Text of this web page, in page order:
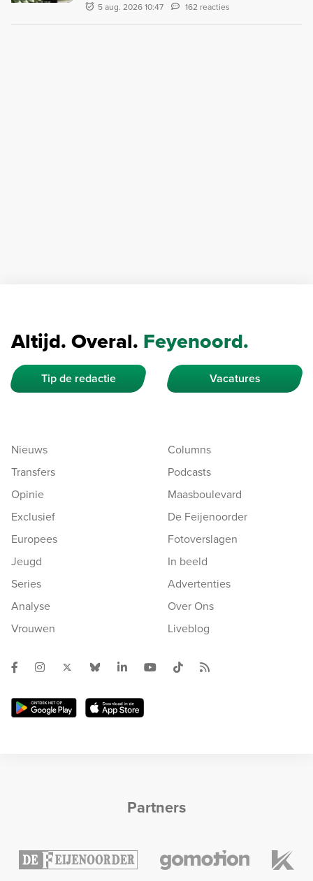
5 aug. 2026 10:47 162 reacties
Altijd. Overal. Feyenoord.
Tip de redactie Vacatures
Nieuws
Transfers
Opinie
Exclusief
Europees
Jeugd
Series
Analyse
Vrouwen
Columns
Podcasts
Maasboulevard
De Feijenoorder
Fotoverslagen
In beeld
Advertenties
Over Ons
Liveblog
Partners